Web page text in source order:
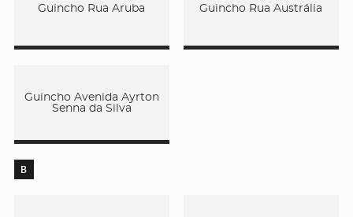
Guincho Rua Aruba Guincho Rua Austrália
Guincho Avenida Ayrton
Senna da Silva
B